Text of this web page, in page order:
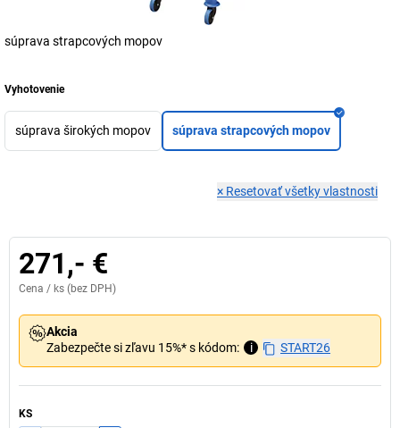
súprava strapcových mopov
Vyhotovenie
súprava širokých mopov súprava strapcových mopov
× Resetovať všetky vlastnosti
271,- €
Cena / ks (bez DPH)
Akcia
Zabezpečte si zľavu 15%* s kódom:
i START26
KS